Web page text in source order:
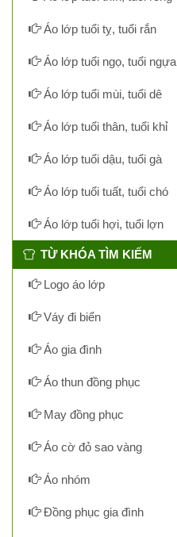
Áo lớp tuổi tỵ, tuổi rắn
Áo lớp tuổi ngọ, tuổi ngựa
Áo lớp tuổi mùi, tuổi dê
Áo lớp tuổi thân, tuổi khỉ
Áo lớp tuổi dậu, tuổi gà
Áo lớp tuổi tuất, tuổi chó
Áo lớp tuổi hợi, tuổi lợn
TỪ KHÓA TÌM KIẾM
Logo áo lớp
Váy đi biển
Áo gia đình
Áo thun đồng phục
May đồng phục
Áo cờ đỏ sao vàng
Áo nhóm
Đồng phục gia đình